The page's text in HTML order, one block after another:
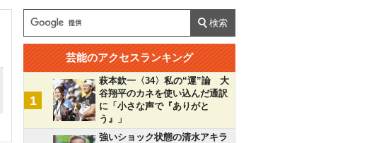
芸能のアクセスランキング
1
萩本欽一〈34〉私の“運”論 大
谷翔平のカネを使い込んだ通訳
に「小さな声で『ありがと
う』」
強いショック状態の清水アキラ